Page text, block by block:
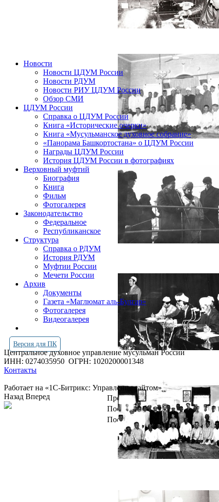
Новости
Новости ЦДУМ России
Новости РДУМ
Новости РИУ ЦДУМ России
Обзор СМИ
ЦДУМ России
Справка о ЦДУМ России
Книга «Исторические очерки»
Книга «Мусульманское духовное собрание»
«Панорама Башкортостана» о ЦДУМ России
Награды ЦДУМ России
История ЦДУМ России в фотографиях
Верховный муфтий
Биография
Книга
Фильм
Фотогалерея
Законодательство
Федеральное
Республиканское
Структура
Справка о РДУМ
История РДУМ
Муфтии России
Мечети России
Архив
Документы
Газета «Маглюмат аль-Булгар»
Фотогалерея
Видеогалерея
Версия для ПК
Центральное духовное управление мусульман России
ИНН: 0274035950 ОГРН: 1020200001348
Контакты
Работает на «1С-Битрикс: Управление сайтом»
Просмотров всего:
4259185
Посетителей сегодня:
4516
Посетителей в онлайн:
30
Назад Вперед